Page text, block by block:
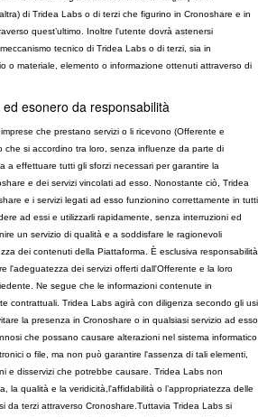
di Tridea Labs o di terzi che figurino in Cronoshare e in
quest’ultimo. Inoltre l'utente dovrà astenersi
tecnico di Tridea Labs o di terzi, sia in
o materiale, elemento o informazione ottenuti attraverso di
esonero da responsabilità
che prestano servizi o li ricevono (Offerente e
che si accordino tra loro, senza influenze da parte di
a effettuare tutti gli sforzi necessari per garantire la
e dei servizi vincolati ad esso. Nonostante ciò, Tridea
e i servizi legati ad esso funzionino correttamente in tutti
ad essi e utilizzarli rapidamente, senza interruzioni ed
un servizio di qualità e a soddisfare le ragionevoli
dei contenuti della Piattaforma. È esclusiva responsabilità
l'adeguatezza dei servizi offerti dall'Offerente e la loro
Ne segue che le informazioni contenute in
contrattuali. Tridea Labs agirà con diligenza secondo gli usi
la presenza in Cronoshare o in qualsiasi servizio ad esso
che possano causare alterazioni nel sistema informatico
o file, ma non può garantire l'assenza di tali elementi,
e disservizi che potrebbe causare. Tridea Labs non
la qualità e la veridicità,l'affidabilità o l’appropriatezza delle
da terzi attraverso Cronoshare.Tuttavia Tridea Labs si